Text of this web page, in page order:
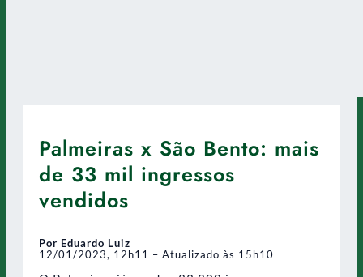
Palmeiras x São Bento: mais
de 33 mil ingressos
vendidos
Por Eduardo Luiz
12/01/2023, 12h11 – Atualizado às 15h10